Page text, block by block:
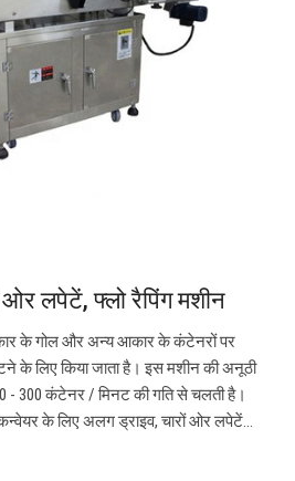
लपेटें, फ्लो रैपिंग मशीन
के गोल और अन्य आकार के कंटेनरों पर
के लिए किया जाता है। इस मशीन की अनूठी
- 300 कंटेनर / मिनट की गति से चलती है।
के लिए अलग ड्राइव, चारों ओर लपेटें…